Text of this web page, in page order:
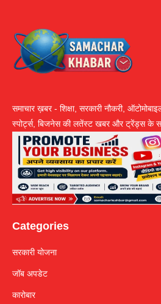
समाचार ख़बर - शिक्षा, सरकारी नौकरी,
स्पोर्ट्स, बिजनेस की लतेंस्ट खबर और ट्रेंड्स के
Categories
सरकारी योजना
जॉब अपडेट
कारोबार